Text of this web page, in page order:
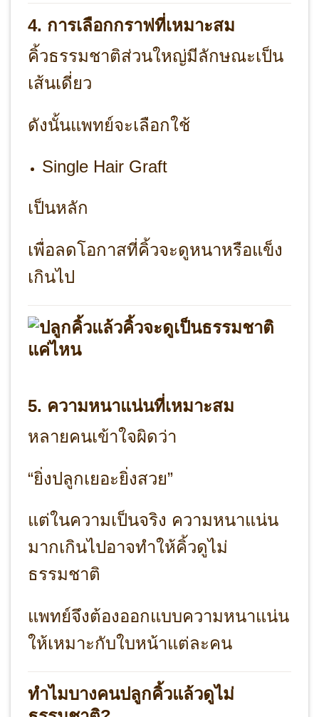
4. การเลือกกราฟที่เหมาะสม
คิ้วธรรมชาติส่วนใหญ่มีลักษณะเป็น
เส้นเดี่ยว
ดังนั้นแพทย์จะเลือกใช้
Single Hair Graft
เป็นหลัก
เพื่อลดโอกาสที่คิ้วจะดูหนาหรือแข็ง
เกินไป
5. ความหนาแน่นที่เหมาะสม
หลายคนเข้าใจผิดว่า
“ยิ่งปลูกเยอะยิ่งสวย”
แต่ในความเป็นจริง ความหนาแน่น
มากเกินไปอาจทำให้คิ้วดูไม่
ธรรมชาติ
แพทย์จึงต้องออกแบบความหนาแน่น
ให้เหมาะกับใบหน้าแต่ละคน
ทำไมบางคนปลูกคิ้วแล้วดูไม่